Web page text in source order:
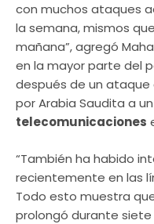
con muchos ataques
la semana, mismos
mañana”, agregó
en la mayor parte del
después de un ataque
por Arabia Saudita a un
telecomunicaciones
“También ha habido
recientemente en las
Todo esto muestra
prolongó durante siete